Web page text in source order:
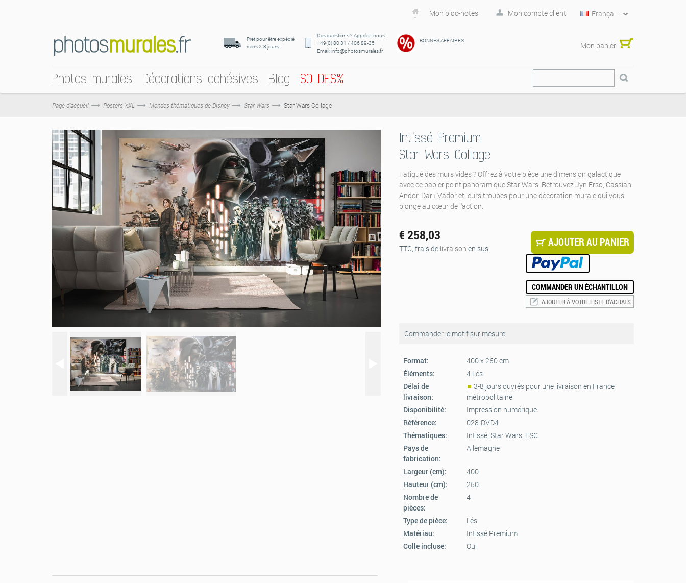
Mon bloc-notes Mon compte client Français
Prêt pour être expédié
dans 2-3 jours.
Des questions ? Appelez-nous :
+49(0) 80 31 / 406 89-35
Email: info@photosmurales.fr
BONNES AFFAIRES
Mon panier
Photos murales Décorations adhésives Blog SOLDES%
Page d’accueil Posters XXL Mondes thématiques de Disney Star Wars Star Wars Collage
Intissé Premium
Star Wars Collage
Fatigué des murs vides ? Offrez à votre pièce une dimension galactique
avec ce papier peint panoramique Star Wars. Retrouvez Jyn Erso, Cassian
Andor, Dark Vador et leurs troupes pour une décoration murale qui vous
plonge au cœur de l'action.
€ 258,03
TTC, frais de livraison en sus
AJOUTER AU PANIER
COMMANDER UN ÉCHANTILLON
AJOUTER À VOTRE LISTE D'ACHATS
Commander le motif sur mesure
Format:
400 x 250 cm
Éléments:
4 Lés
Délai de
livraison:
3-8 jours ouvrés pour une livraison en France
métropolitaine
Disponibilité:
Impression numérique
Référence:
028-DVD4
Thématiques:
Intissé, Star Wars, FSC
Pays de
fabrication:
Allemagne
Largeur (cm):
400
Hauteur (cm):
250
Nombre de
pièces:
4
Type de pièce:
Lés
Matériau:
Intissé Premium
Colle incluse:
Oui